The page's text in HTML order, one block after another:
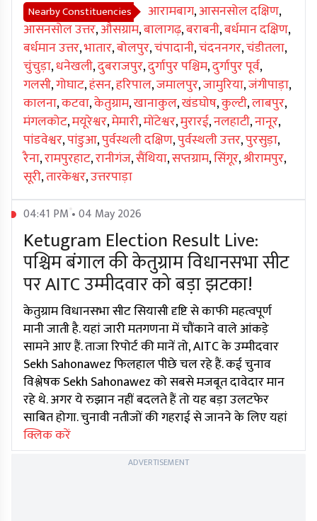
Nearby Constituencies आरामबाग,आसनसोल दक्षिण,
आसनसोल उत्तर,औसग्राम,बालागढ़,बराबनी,बर्धमान दक्षिण,
बर्धमान उत्तर,भातार,बोलपुर,चंपादानी,चंदननगर,चंडीतला,
चुंचुड़ा,धनेखली,दुबराजपुर,दुर्गापुर पश्चिम,दुर्गापुर पूर्व,
गलसी,गोघाट,हंसन,हरिपाल,जमालपुर,जामुरिया,जंगीपाड़ा,
कालना,कटवा,केतुग्राम,खानाकुल,खंडघोष,कुल्टी,लाबपुर,
मंगलकोट,मयूरेश्वर,मेमारी,मोंटेश्वर,मुरारई,नलहाटी,नानूर,
पांडवेश्वर,पांडुआ,पुर्वस्थली दक्षिण,पुर्वस्थली उत्तर,पुरसुड़ा,
रैना,रामपुरहाट,रानीगंज,सैंथिया,सप्तग्राम,सिंगूर,श्रीरामपुर,
सूरी,तारकेश्वर,उत्तरपाड़ा
04:41 PM • 04 May 2026
Ketugram Election Result Live:
पश्चिम बंगाल की केतुग्राम विधानसभा सीट
पर AITC उम्मीदवार को बड़ा झटका!
केतुग्राम विधानसभा सीट सियासी दृष्टि से काफी महत्वपूर्ण
मानी जाती है. यहां जारी मतगणना में चौंकाने वाले आंकड़े
सामने आए हैं. ताजा रिपोर्ट की मानें तो, AITC के उम्मीदवार
Sekh Sahonawez फिलहाल पीछे चल रहे हैं. कई चुनाव
विश्लेषक Sekh Sahonawez को सबसे मजबूत दावेदार मान
रहे थे. अगर ये रुझान नहीं बदलते हैं तो यह बड़ा उलटफेर
साबित होगा. चुनावी नतीजों की गहराई से जानने के लिए यहां
क्लिक करें
ADVERTISEMENT